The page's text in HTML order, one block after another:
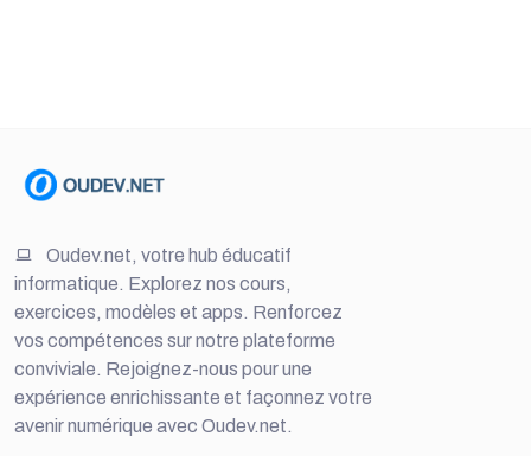
Oudev.net, votre hub éducatif
informatique. Explorez nos cours,
exercices, modèles et apps. Renforcez
vos compétences sur notre plateforme
conviviale. Rejoignez-nous pour une
expérience enrichissante et façonnez votre
avenir numérique avec Oudev.net.